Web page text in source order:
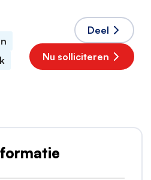
Deel
Nu solliciteren